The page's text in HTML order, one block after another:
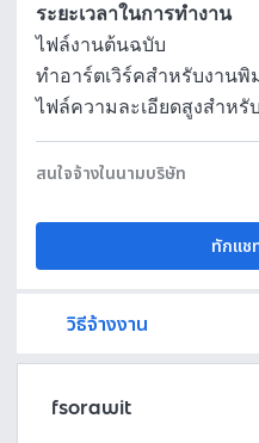
ระยะเวลาในการทำงาน
ไฟล์งานต้นฉบับ
ทำอาร์ตเวิร์คสำหรับงานพิ
ไฟล์ความละเอียดสูงสำห
สนใจจ้างในนามบริษัท
ทักแช
วิธีจ้างงาน
fsorawit